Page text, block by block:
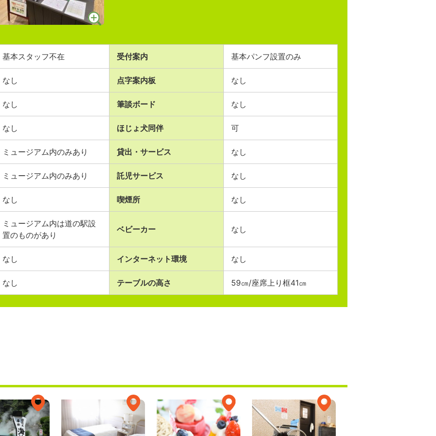
基本スタッフ不在 受付案内 基本パンフ設置のみ
なし 点字案内板 なし
なし 筆談ボード なし
なし ほじょ犬同伴 可
ミュージアム内のみあり 貸出・サービス なし
ミュージアム内のみあり 託児サービス なし
なし 喫煙所 なし
ミュージアム内は道の駅設
置のものがあり
ベビーカー なし
なし インターネット環境 なし
なし テーブルの高さ 59㎝/座席上り框41㎝